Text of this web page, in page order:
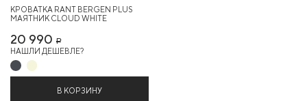
КРОВАТКА RANT BERGEN PLUS
МАЯТНИК CLOUD WHITE
20 990 Р
НАШЛИ ДЕШЕВЛЕ?
В КОРЗИНУ